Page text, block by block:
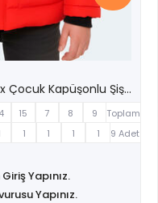
Slazenger NAPOLI Unisex Çocuk Kapüşonlu Şişme Kırmızı Mont & Kaban
15 7 8 9
Toplam
1 1 1 1 9 Adet
Yapınız.
Yapınız.